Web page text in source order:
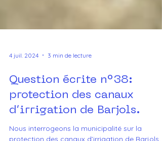
4 juil. 2024 3 min de lecture
Question écrite n°38:
protection des canaux